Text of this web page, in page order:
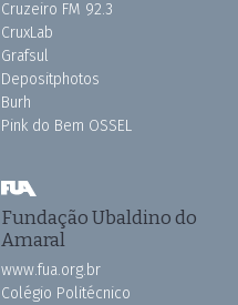
Cruzeiro FM 92.3
CruxLab
Grafsul
Depositphotos
Burh
Pink do Bem OSSEL
Fundação Ubaldino do
Amaral
www.fua.org.br
Colégio Politécnico